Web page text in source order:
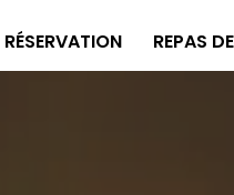
RÉSERVATION REPAS